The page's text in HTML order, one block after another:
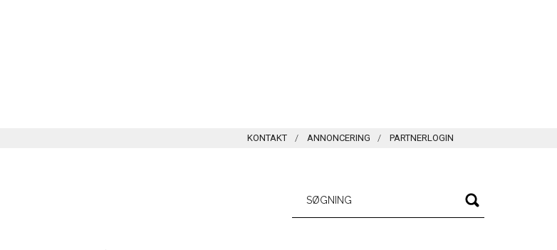
KONTAKT ANNONCERING PARTNERLOGIN